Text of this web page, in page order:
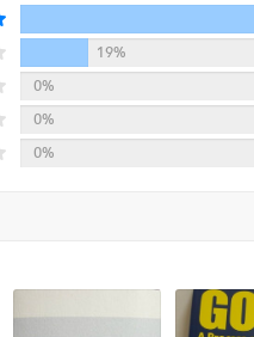
19%
0%
0%
0%